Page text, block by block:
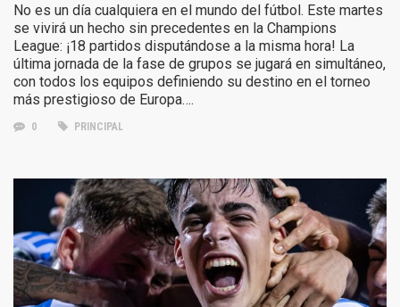
No es un día cualquiera en el mundo del fútbol. Este martes
se vivirá un hecho sin precedentes en la Champions
League: ¡18 partidos disputándose a la misma hora! La
última jornada de la fase de grupos se jugará en simultáneo,
con todos los equipos definiendo su destino en el torneo
más prestigioso de Europa….
0 PRINCIPAL